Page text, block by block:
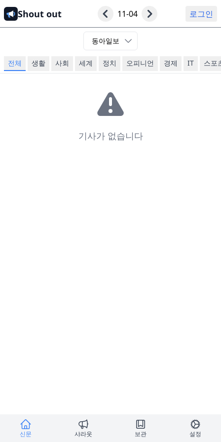
Shout out 11-04 로그인
동아일보
전체 생활 사회 세계 정치 오피니언 경제 IT 스포
기사가 없습니다
신문 샤라웃 보관 설정